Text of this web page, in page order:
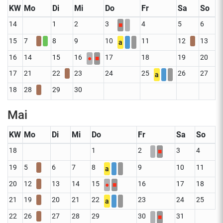
KW Mo Di Mi Do Fr Sa So
14 1 2 3 ■ 4 5 6
15 7 8 9 10 a 11 12 13
16 14 15 16 ● ■ 17 18 19
20
17
21 22 23 24 25 a 26 27
18 28 29 30
Mai
KW Mo Di Mi Do Fr Sa So
18 1 2 ■ 3 4
19 5 6 7 8 a 9 10 11
20 12 13 14 15 ● ■ 16 17
18
21
19 20 21 22 a 23 24 25
22 26 27 28 29 30 ■ 31